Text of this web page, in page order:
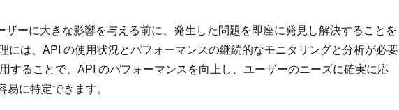
ーに大きな影響を与える前に、発生した問題を即座に発見し解決することを
には、API の使用状況とパフォーマンスの継続的なモニタリングと分析が必要
することで、API のパフォーマンスを向上し、ユーザーのニーズに確実に応
に特定できます。